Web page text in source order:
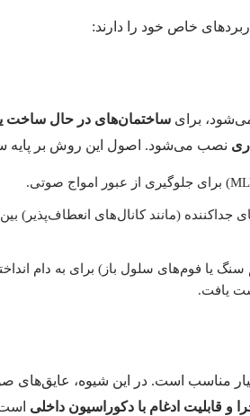
خاص خود را دارند:
برای ساختمان‌های در حال ساخت
نصب می‌شود. اصول این روش بر پایه
جداکننده (مانند کانال‌های انعطاف‌پذیر)
یا فوم‌های سلول باز) برای به دام
یافت.
مناسب است. در این شیوه، عایق‌های
و قابلیت ادغام با دکوراسیون داخلی